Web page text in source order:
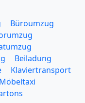
Büroumzug
Beiladung
Klaviertransport
Möbeltaxi